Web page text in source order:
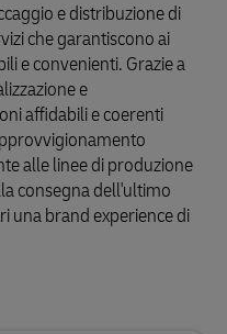
e distribuzione di
che garantiscono ai
e convenienti. Grazie a
e
affidabili e coerenti
alle linee di produzione
consegna dell'ultimo
una brand experience di